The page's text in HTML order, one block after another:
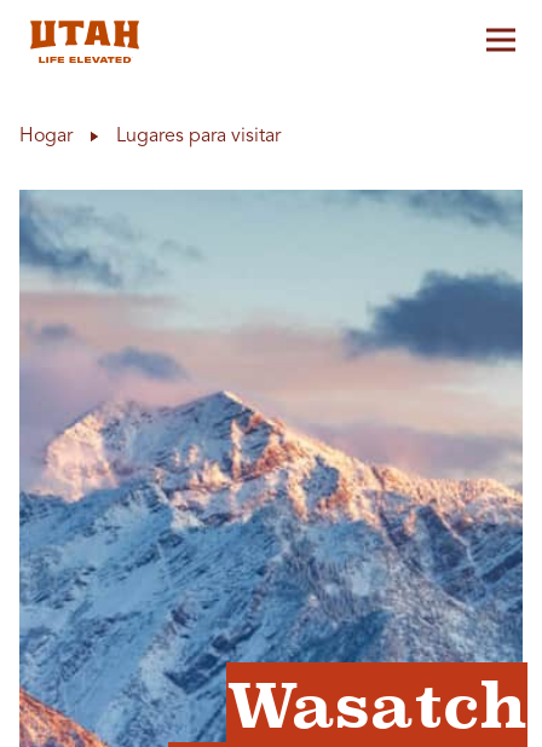
Hogar Lugares para visitar
Wasatch